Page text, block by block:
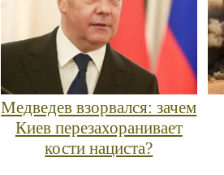
Медведев взорвался: зачем
Киев перезахоранивает
кости нациста?